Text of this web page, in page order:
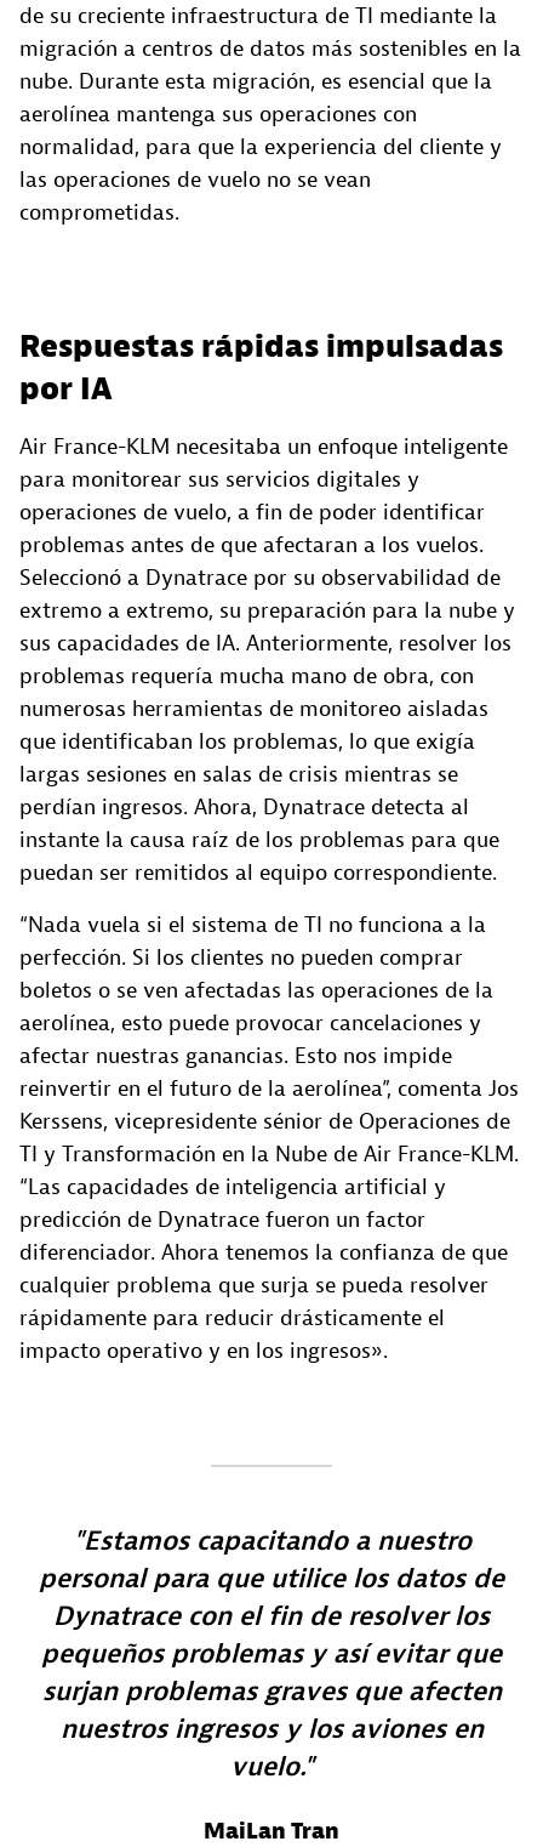
de su creciente infraestructura de TI mediante la
migración a centros de datos más sostenibles en la
nube. Durante esta migración, es esencial que la
aerolínea mantenga sus operaciones con
normalidad, para que la experiencia del cliente y
las operaciones de vuelo no se vean
comprometidas.
Respuestas rápidas impulsadas
por IA
Air France-KLM necesitaba un enfoque inteligente
para monitorear sus servicios digitales y
operaciones de vuelo, a fin de poder identificar
problemas antes de que afectaran a los vuelos.
Seleccionó a Dynatrace por su observabilidad de
extremo a extremo, su preparación para la nube y
sus capacidades de IA. Anteriormente, resolver los
problemas requería mucha mano de obra, con
numerosas herramientas de monitoreo aisladas
que identificaban los problemas, lo que exigía
largas sesiones en salas de crisis mientras se
perdían ingresos. Ahora, Dynatrace detecta al
instante la causa raíz de los problemas para que
puedan ser remitidos al equipo correspondiente.
“Nada vuela si el sistema de TI no funciona a la
perfección. Si los clientes no pueden comprar
boletos o se ven afectadas las operaciones de la
aerolínea, esto puede provocar cancelaciones y
afectar nuestras ganancias. Esto nos impide
reinvertir en el futuro de la aerolínea”, comenta Jos
Kerssens, vicepresidente sénior de Operaciones de
TI y Transformación en la Nube de Air France-KLM.
“Las capacidades de inteligencia artificial y
predicción de Dynatrace fueron un factor
diferenciador. Ahora tenemos la confianza de que
cualquier problema que surja se pueda resolver
rápidamente para reducir drásticamente el
impacto operativo y en los ingresos».
Estamos capacitando a nuestro
personal para que utilice los datos de
Dynatrace con el fin de resolver los
pequeños problemas y así evitar que
surjan problemas graves que afecten
nuestros ingresos y los aviones en
vuelo.
MaiLan Tran